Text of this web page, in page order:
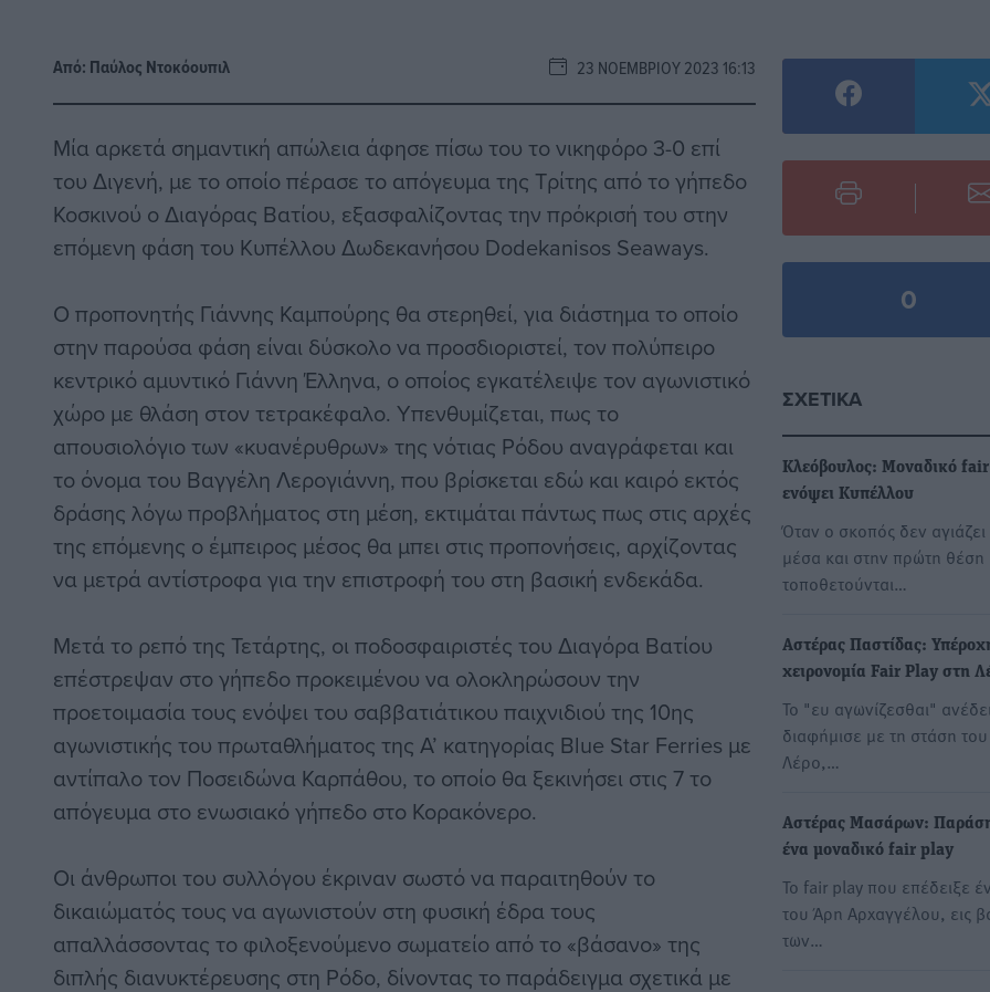
Από: Παύλος Nτοκόουπιλ 23 ΝΟΕΜΒΡΊΟΥ 2023 16:13
Μία αρκετά σημαντική απώλεια άφησε πίσω του το νικηφόρο 3-0 επί
του Διγενή, με το οποίο πέρασε το απόγευμα της Τρίτης από το γήπεδο
Κοσκινού ο Διαγόρας Βατίου, εξασφαλίζοντας την πρόκρισή του στην
επόμενη φάση του Κυπέλλου Δωδεκανήσου Dodekanisos Seaways.
Ο προπονητής Γιάννης Καμπούρης θα στερηθεί, για διάστημα το οποίο
στην παρούσα φάση είναι δύσκολο να προσδιοριστεί, τον πολύπειρο
κεντρικό αμυντικό Γιάννη Έλληνα, ο οποίος εγκατέλειψε τον αγωνιστικό
χώρο με θλάση στον τετρακέφαλο. Υπενθυμίζεται, πως το
απουσιολόγιο των «κυανέρυθρων» της νότιας Ρόδου αναγράφεται και
το όνομα του Βαγγέλη Λερογιάννη, που βρίσκεται εδώ και καιρό εκτός
δράσης λόγω προβλήματος στη μέση, εκτιμάται πάντως πως στις αρχές
της επόμενης ο έμπειρος μέσος θα μπει στις προπονήσεις, αρχίζοντας
να μετρά αντίστροφα για την επιστροφή του στη βασική ενδεκάδα.
Μετά το ρεπό της Τετάρτης, οι ποδοσφαιριστές του Διαγόρα Βατίου
επέστρεψαν στο γήπεδο προκειμένου να ολοκληρώσουν την
προετοιμασία τους ενόψει του σαββατιάτικου παιχνιδιού της 10ης
αγωνιστικής του πρωταθλήματος της Α’ κατηγορίας Blue Star Ferries με
αντίπαλο τον Ποσειδώνα Καρπάθου, το οποίο θα ξεκινήσει στις 7 το
απόγευμα στο ενωσιακό γήπεδο στο Κορακόνερο.
Οι άνθρωποι του συλλόγου έκριναν σωστό να παραιτηθούν το
δικαιώματός τους να αγωνιστούν στη φυσική έδρα τους
απαλλάσσοντας το φιλοξενούμενο σωματείο από το «βάσανο» της
διπλής διανυκτέρευσης στη Ρόδο, δίνοντας το παράδειγμα σχετικά με
0
ΣΧΕΤΙΚΆ
Κλεόβουλος: Μοναδικό
ενόψει Κυπέλλου
Όταν ο σκοπός δεν αγιάζει
μέσα και στην πρώτη θέση
τοποθετούνται…
Αστέρας Παστίδας:
χειρονομία Fair Play στη
Το "ευ αγωνίζεσθαι"
διαφήμισε με τη στάση
Λέρο,…
Αστέρας Μασάρων:
ένα μοναδικό fair play
Το fair play που επέδειξε
του Άρη Αρχαγγέλου, εις
των…